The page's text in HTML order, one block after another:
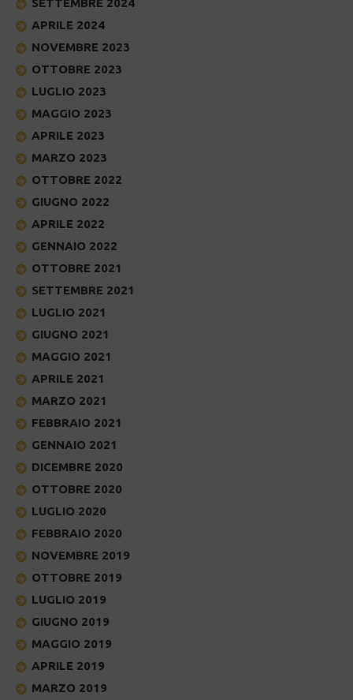
SETTEMBRE 2024
APRILE 2024
NOVEMBRE 2023
OTTOBRE 2023
LUGLIO 2023
MAGGIO 2023
APRILE 2023
MARZO 2023
OTTOBRE 2022
GIUGNO 2022
APRILE 2022
GENNAIO 2022
OTTOBRE 2021
SETTEMBRE 2021
LUGLIO 2021
GIUGNO 2021
MAGGIO 2021
APRILE 2021
MARZO 2021
FEBBRAIO 2021
GENNAIO 2021
DICEMBRE 2020
OTTOBRE 2020
LUGLIO 2020
FEBBRAIO 2020
NOVEMBRE 2019
OTTOBRE 2019
LUGLIO 2019
GIUGNO 2019
MAGGIO 2019
APRILE 2019
MARZO 2019